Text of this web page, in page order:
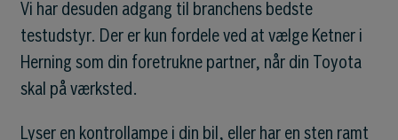
Vi har desuden adgang til branchens bedste
testudstyr. Der er kun fordele ved at vælge Ketner i
Herning som din foretrukne partner, når din Toyota
skal på værksted.
Lyser en kontrollampe i din bil, eller har en sten ramt